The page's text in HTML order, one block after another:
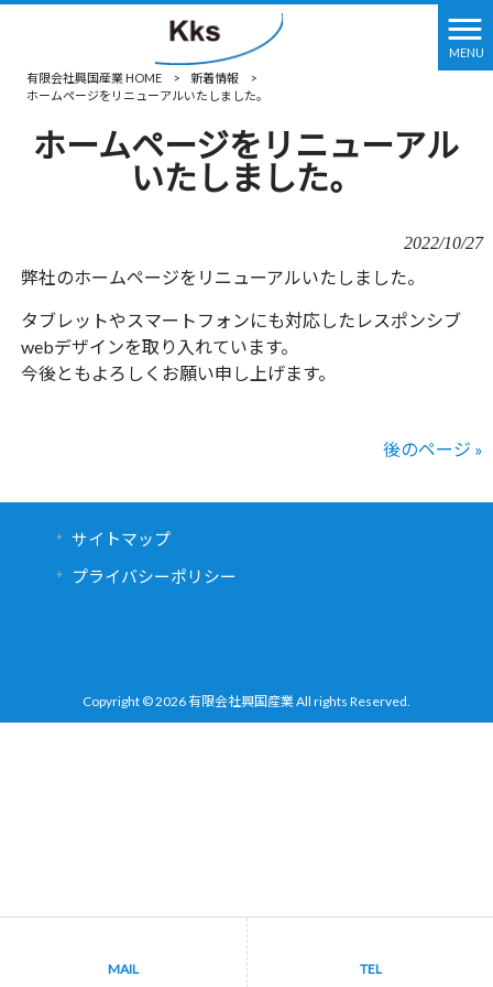
MENU
有限会社興国産業 HOME
> 新着情報
>
ホームページをリニューアルいたしました。
ホームページをリニューアル
いたしました。
2022/10/27
弊社のホームページをリニューアルいたしました。
タブレットやスマートフォンにも対応したレスポンシブ
webデザインを取り入れています。
今後ともよろしくお願い申し上げます。
後のページ »
サイトマップ
プライバシーポリシー
Copyright © 2026 有限会社興国産業 All rights Reserved.
MAIL TEL